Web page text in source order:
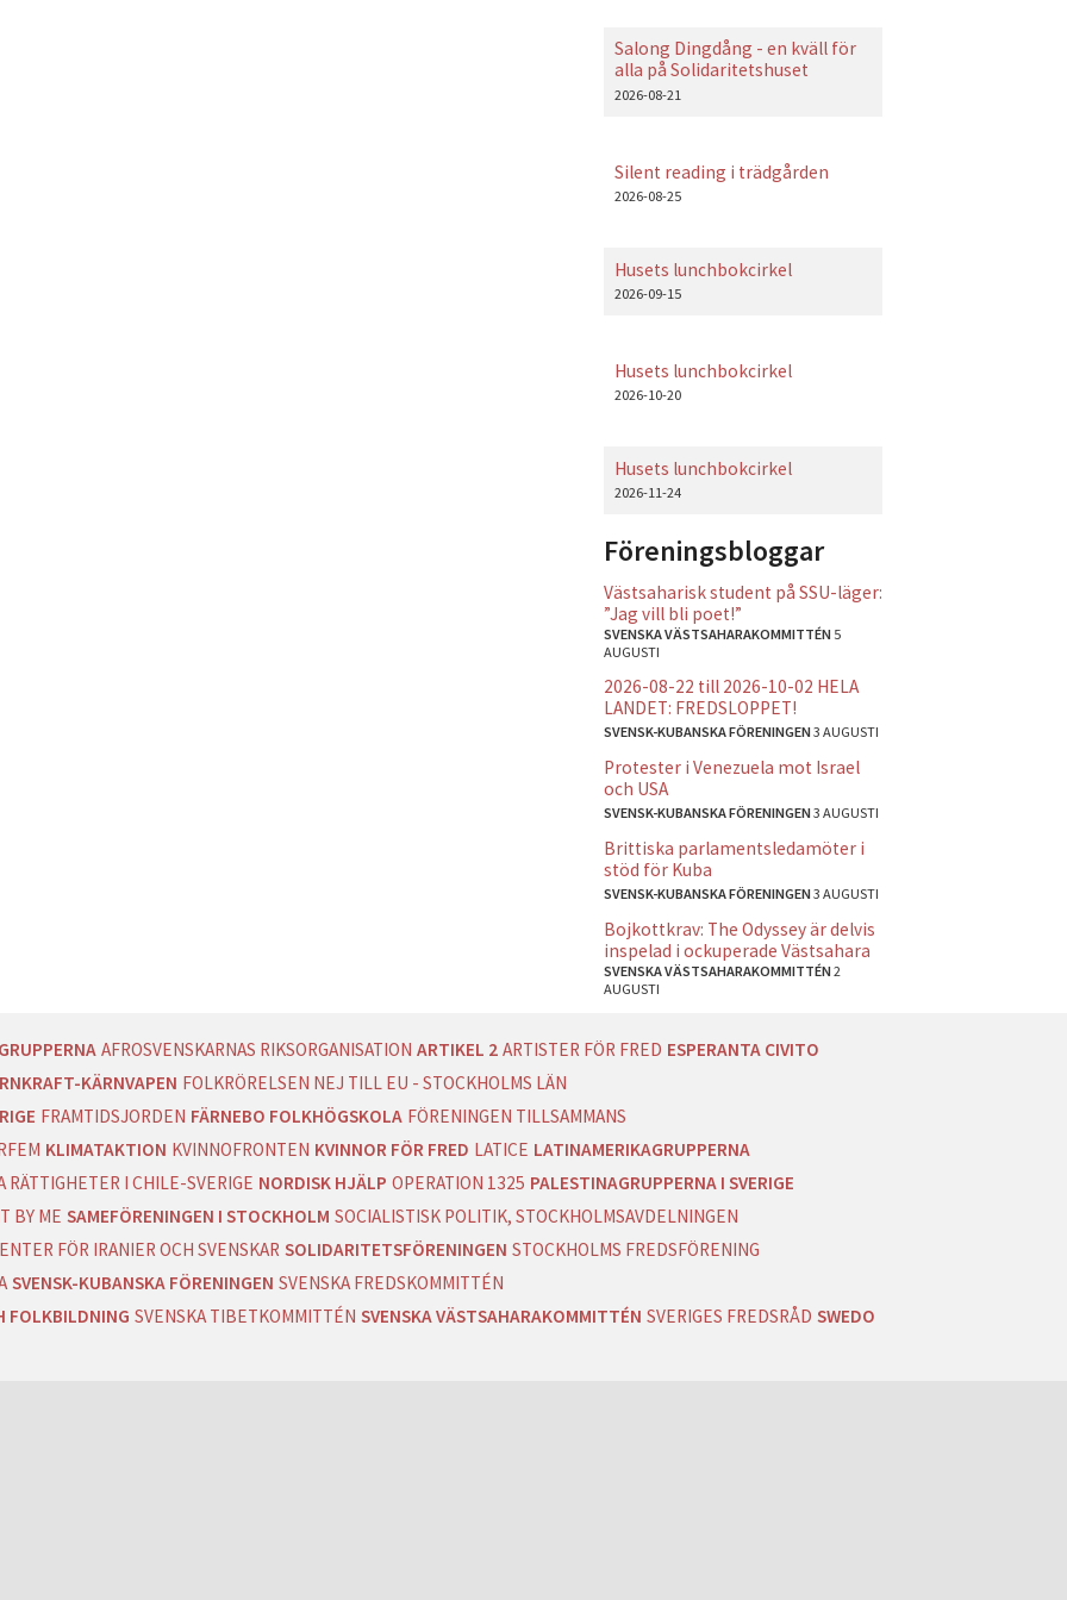
Salong Dingdång - en kväll för
alla på Solidaritetshuset
2026-08-21
Silent reading i trädgården
2026-08-25
Husets lunchbokcirkel
2026-09-15
Husets lunchbokcirkel
2026-10-20
Husets lunchbokcirkel
2026-11-24
Föreningsbloggar
Västsaharisk student på SSU-läger:
”Jag vill bli poet!”
SVENSKA VÄSTSAHARAKOMMITTÉN 5
AUGUSTI
2026-08-22 till 2026-10-02 HELA
LANDET: FREDSLOPPET!
SVENSK-KUBANSKA FÖRENINGEN3 AUGUSTI
Protester i Venezuela mot Israel
och USA
SVENSK-KUBANSKA FÖRENINGEN3 AUGUSTI
Brittiska parlamentsledamöter i
stöd för Kuba
SVENSK-KUBANSKA FÖRENINGEN3 AUGUSTI
Bojkottkrav: The Odyssey är delvis
inspelad i ockuperade Västsahara
SVENSKA VÄSTSAHARAKOMMITTÉN2
AUGUSTI
AFROSVENSKARNAS RIKSORGANISATION ARTIKEL 2 ARTISTER FÖR FRED ESPERANTA CIVITO
KÄRNVAPEN FOLKRÖRELSEN NEJ TILL EU - STOCKHOLMS LÄN
FRAMTIDSJORDEN FÄRNEBO FOLKHÖGSKOLA FÖRENINGEN TILLSAMMANS
KLIMATAKTION KVINNOFRONTEN KVINNOR FÖR FRED LATICE LATINAMERIKAGRUPPERNA
RÄTTIGHETER I CHILE-SVERIGE NORDISK HJÄLP OPERATION 1325 PALESTINAGRUPPERNA I SVERIGE
BY ME SAMEFÖRENINGEN I STOCKHOLM SOCIALISTISK POLITIK, STOCKHOLMSAVDELNINGEN
FÖR IRANIER OCH SVENSKAR SOLIDARITETSFÖRENINGEN STOCKHOLMS FREDSFÖRENING
SVENSK-KUBANSKA FÖRENINGEN SVENSKA FREDSKOMMITTÉN
FOLKBILDNING SVENSKA TIBETKOMMITTÉN SVENSKA VÄSTSAHARAKOMMITTÉN SVERIGES FREDSRÅD SWEDO